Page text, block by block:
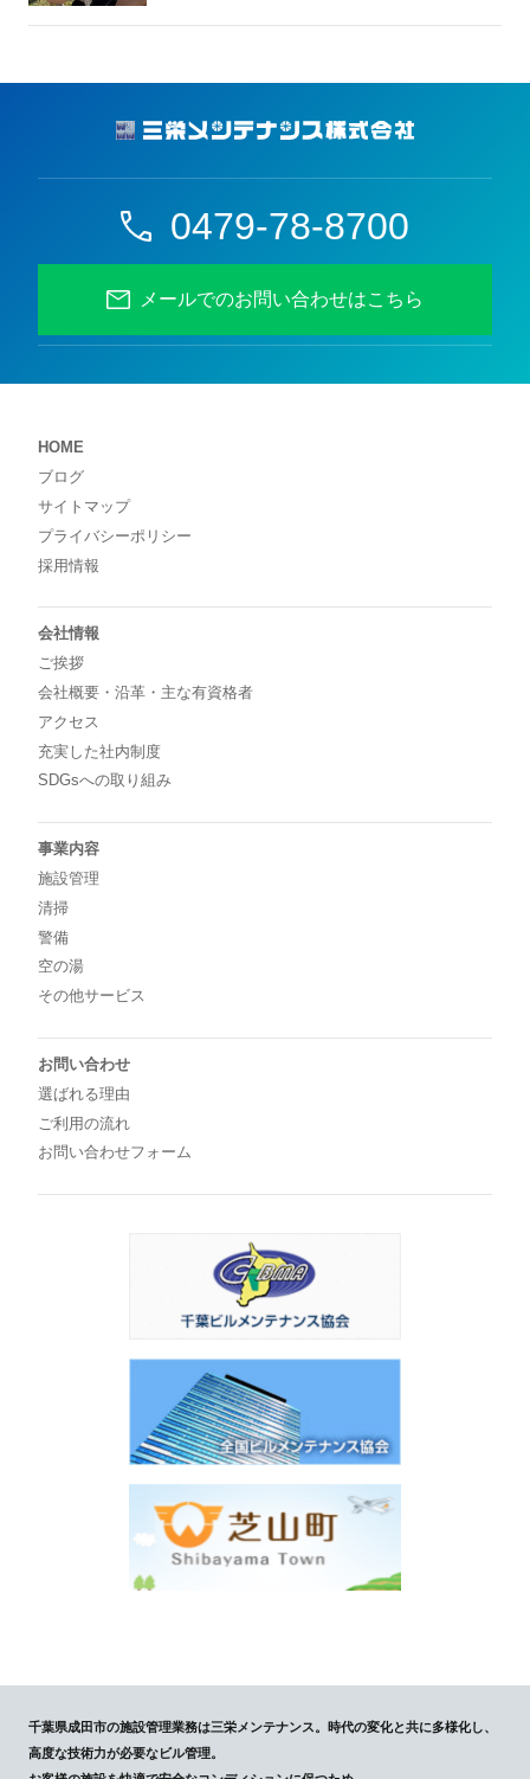
0479-78-8700
メールでのお問い合わせはこちら
HOME
ブログ
サイトマップ
プライバシーポリシー
採用情報
会社情報
ご挨拶
会社概要・沿革・主な有資格者
アクセス
充実した社内制度
SDGsへの取り組み
事業内容
施設管理
清掃
警備
空の湯
その他サービス
お問い合わせ
選ばれる理由
ご利用の流れ
お問い合わせフォーム
千葉県成田市の施設管理業務は三栄メンテナンス。時代の変化と共に多様化し、
高度な技術力が必要なビル管理。